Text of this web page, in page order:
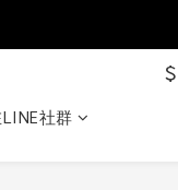
金!
$
社群